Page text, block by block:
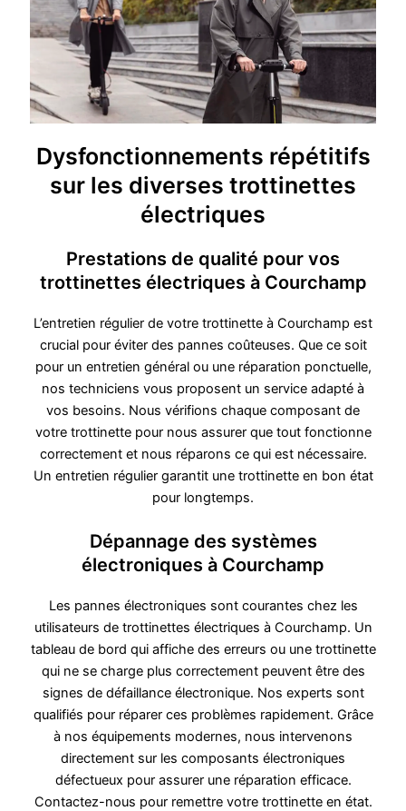
Dysfonctionnements répétitifs
sur les diverses trottinettes
électriques
Prestations de qualité pour vos
trottinettes électriques à Courchamp
L’entretien régulier de votre trottinette à Courchamp est
crucial pour éviter des pannes coûteuses. Que ce soit
pour un entretien général ou une réparation ponctuelle,
nos techniciens vous proposent un service adapté à
vos besoins. Nous vérifions chaque composant de
votre trottinette pour nous assurer que tout fonctionne
correctement et nous réparons ce qui est nécessaire.
Un entretien régulier garantit une trottinette en bon état
pour longtemps.
Dépannage des systèmes
électroniques à Courchamp
Les pannes électroniques sont courantes chez les
utilisateurs de trottinettes électriques à Courchamp. Un
tableau de bord qui affiche des erreurs ou une trottinette
qui ne se charge plus correctement peuvent être des
signes de défaillance électronique. Nos experts sont
qualifiés pour réparer ces problèmes rapidement. Grâce
à nos équipements modernes, nous intervenons
directement sur les composants électroniques
défectueux pour assurer une réparation efficace.
Contactez-nous pour remettre votre trottinette en état.